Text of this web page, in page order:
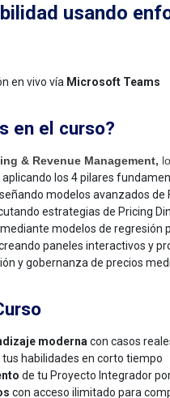
usando
en vivo vía Microsoft Teams
en el curso?
& Revenue Management,
los 4 pilares
modelos avanzados de
estrategias de Pricing
modelos de regresión
paneles interactivos y
y gobernanza de precios
moderna con casos
tus habilidades en corto tiempo
de tu Proyecto Integrador
con acceso ilimitado para